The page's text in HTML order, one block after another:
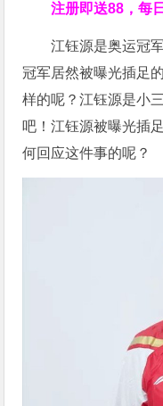
注册即送88，每
江钰源是奥运冠
冠军居然被曝光插足
样的呢？江钰源是小
吧！江钰源被曝光插
何回应这件事的呢？